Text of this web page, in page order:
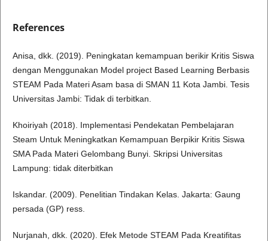
References
Anisa, dkk. (2019). Peningkatan kemampuan berikir Kritis Siswa
dengan Menggunakan Model project Based Learning Berbasis
STEAM Pada Materi Asam basa di SMAN 11 Kota Jambi. Tesis
Universitas Jambi: Tidak di terbitkan.
Khoiriyah (2018). Implementasi Pendekatan Pembelajaran
Steam Untuk Meningkatkan Kemampuan Berpikir Kritis Siswa
SMA Pada Materi Gelombang Bunyi. Skripsi Universitas
Lampung: tidak diterbitkan
Iskandar. (2009). Penelitian Tindakan Kelas. Jakarta: Gaung
persada (GP) ress.
Nurjanah, dkk. (2020). Efek Metode STEAM Pada Kreatifitas